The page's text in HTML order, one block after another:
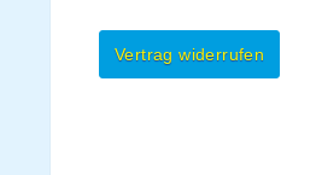
Vertrag widerrufen